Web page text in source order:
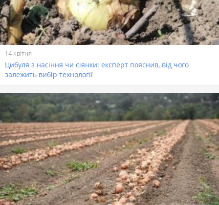
14 квітня
Цибуля з насіння чи сіянки: експерт пояснив, від чого
залежить вибір технології